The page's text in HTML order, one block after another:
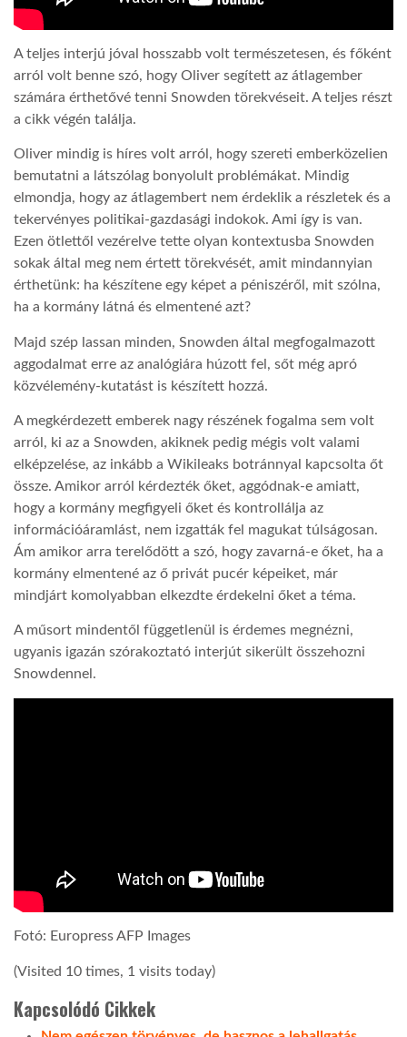
A teljes interjú jóval hosszabb volt természetesen, és főként
arról volt benne szó, hogy Oliver segített az átlagember
számára érthetővé tenni Snowden törekvéseit. A teljes részt
a cikk végén találja.
Oliver mindig is híres volt arról, hogy szereti emberközelien
bemutatni a látszólag bonyolult problémákat. Mindig
elmondja, hogy az átlagembert nem érdeklik a részletek és a
tekervényes politikai-gazdasági indokok. Ami így is van.
Ezen ötlettől vezérelve tette olyan kontextusba Snowden
sokak által meg nem értett törekvését, amit mindannyian
érthetünk: ha készítene egy képet a péniszéről, mit szólna,
ha a kormány látná és elmentené azt?
Majd szép lassan minden, Snowden által megfogalmazott
aggodalmat erre az analógiára húzott fel, sőt még apró
közvélemény-kutatást is készített hozzá.
A megkérdezett emberek nagy részének fogalma sem volt
arról, ki az a Snowden, akiknek pedig mégis volt valami
elképzelése, az inkább a Wikileaks botránnyal kapcsolta őt
össze. Amikor arról kérdezték őket, aggódnak-e amiatt,
hogy a kormány megfigyeli őket és kontrollálja az
információáramlást, nem izgatták fel magukat túlságosan.
Ám amikor arra terelődött a szó, hogy zavarná-e őket, ha a
kormány elmentené az ő privát pucér képeiket, már
mindjárt komolyabban elkezdte érdekelni őket a téma.
A műsort mindentől függetlenül is érdemes megnézni,
ugyanis igazán szórakoztató interjút sikerült összehozni
Snowdennel.
Fotó: Europress AFP Images
(Visited 10 times, 1 visits today)
Kapcsolódó Cikkek